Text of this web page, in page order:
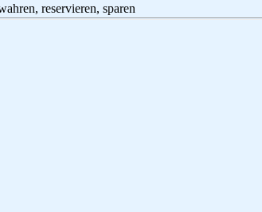
reservieren, sparen